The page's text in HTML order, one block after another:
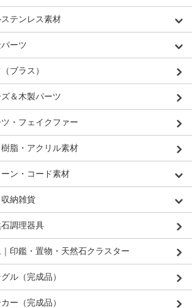
テンレス素材
ーツ
ブラス）
＆木製パーツ
・フェイクファー
脂・アクリル素材
ン・コード素材
納雑貨
調理器具
印鑑・置物・天然石クラスター
ル（完成品）
ー（完成品）